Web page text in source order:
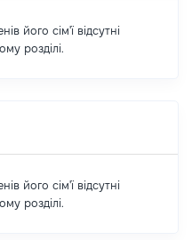
його сім'ї відсутні
розділі.
його сім'ї відсутні
розділі.